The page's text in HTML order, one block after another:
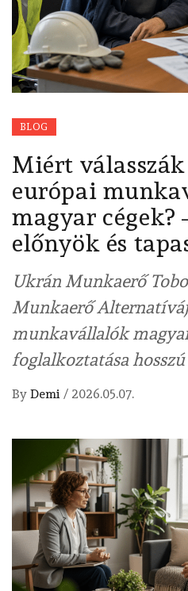
BLOG
Miért
európai
magyar
előnyök és
Ukrán Munkaerő
Munkaerő
munkavállalók
foglalkoztatása
By Demi / 2026.05.07.